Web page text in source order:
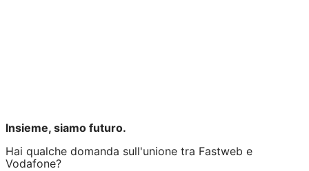
Insieme, siamo futuro.
Hai qualche domanda sull'unione tra Fastweb e
Vodafone?